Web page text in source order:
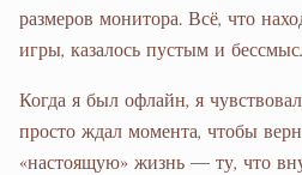
размеров монитора. Всё, что
игры, казалось пустым и
Когда я был офлайн, я
просто ждал момента, чтобы
«настоящую» жизнь — ту, что